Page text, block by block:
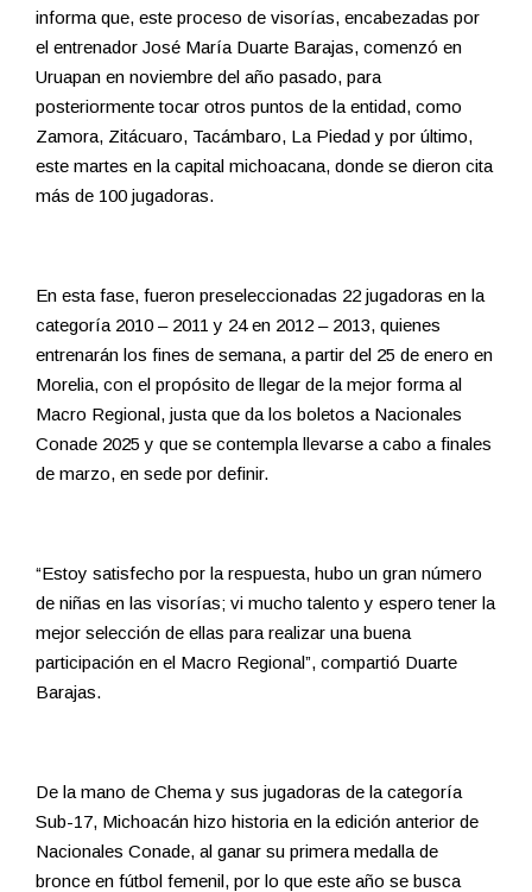
informa que, este proceso de visorías, encabezadas por
el entrenador José María Duarte Barajas, comenzó en
Uruapan en noviembre del año pasado, para
posteriormente tocar otros puntos de la entidad, como
Zamora, Zitácuaro, Tacámbaro, La Piedad y por último,
este martes en la capital michoacana, donde se dieron cita
más de 100 jugadoras.
En esta fase, fueron preseleccionadas 22 jugadoras en la
categoría 2010 – 2011 y 24 en 2012 – 2013, quienes
entrenarán los fines de semana, a partir del 25 de enero en
Morelia, con el propósito de llegar de la mejor forma al
Macro Regional, justa que da los boletos a Nacionales
Conade 2025 y que se contempla llevarse a cabo a finales
de marzo, en sede por definir.
“Estoy satisfecho por la respuesta, hubo un gran número
de niñas en las visorías; vi mucho talento y espero tener la
mejor selección de ellas para realizar una buena
participación en el Macro Regional”, compartió Duarte
Barajas.
De la mano de Chema y sus jugadoras de la categoría
Sub-17, Michoacán hizo historia en la edición anterior de
Nacionales Conade, al ganar su primera medalla de
bronce en fútbol femenil, por lo que este año se busca